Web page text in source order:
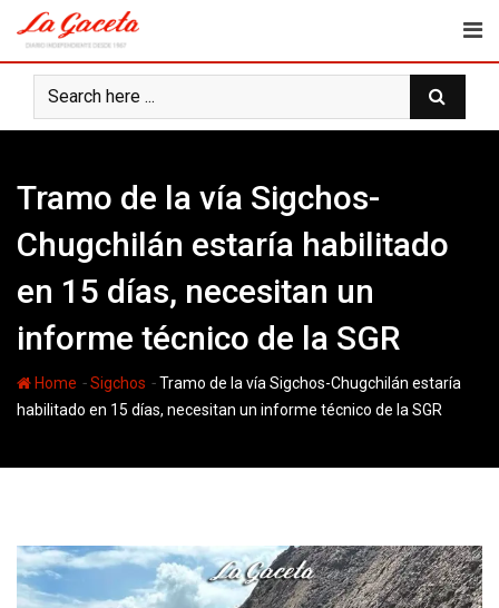
content
Tramo de la vía Sigchos-
Chugchilán estaría habilitado
en 15 días, necesitan un
informe técnico de la SGR
Home -Sigchos -Tramo de la vía Sigchos-Chugchilán estaría
habilitado en 15 días, necesitan un informe técnico de la SGR